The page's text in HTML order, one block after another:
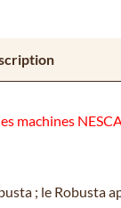
machines
; le Robusta